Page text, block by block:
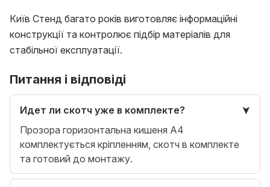
Київ Стенд багато років виготовляє інформаційні
конструкції та контролює підбір матеріалів для
стабільної експлуатації.
Питання і відповіді
Идет ли скотч уже в комплекте?
Прозора горизонтальна кишеня А4
комплектується кріпленням, скотч в комплекте
та готовий до монтажу.